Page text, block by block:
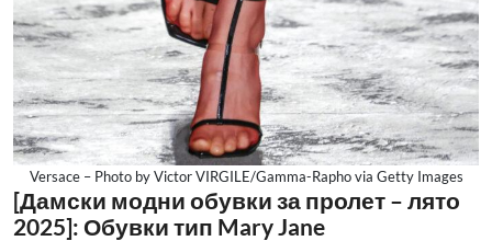
Versace – Photo by Victor VIRGILE/Gamma-Rapho via Getty Images
[Дамски модни обувки за пролет – лято
2025]: Обувки тип Mary Jane